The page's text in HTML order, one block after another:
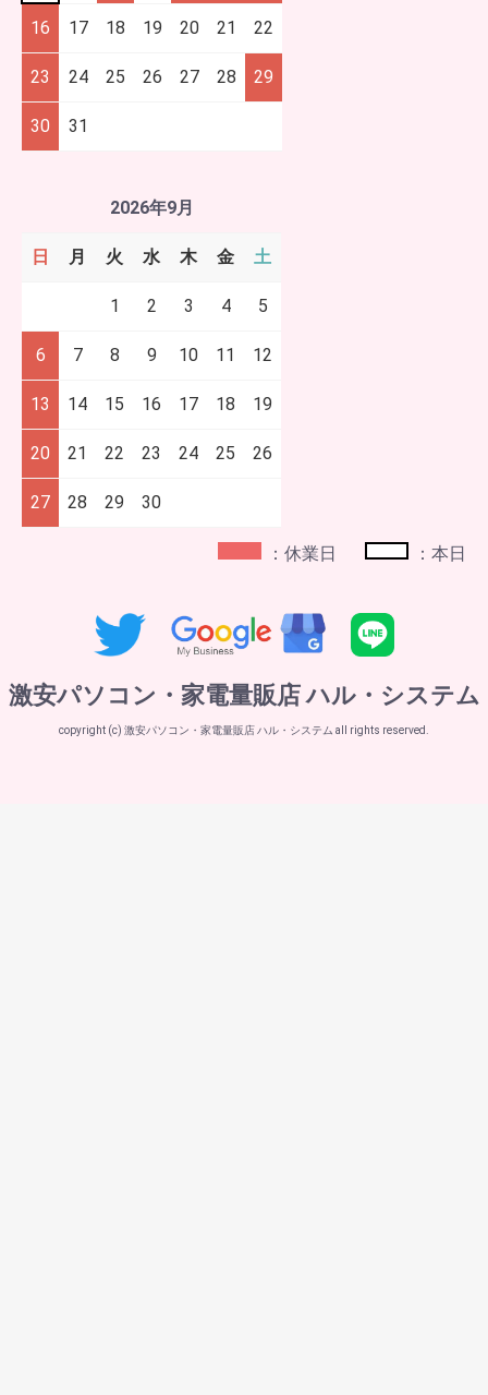
16 17 18 19 20 21 22
23 24 25 26 27 28 29
30 31
2026年9月
日 月 火 水 木 金 土
1 2 3 4 5
6 7 8 9 10 11 12
13 14 15 16 17 18 19
20 21 22 23 24 25 26
27 28 29 30
：休業日 ：本日
激安パソコン・家電量販店 ハル・システム
copyright (c) 激安パソコン・家電量販店 ハル・システム all rights reserved.